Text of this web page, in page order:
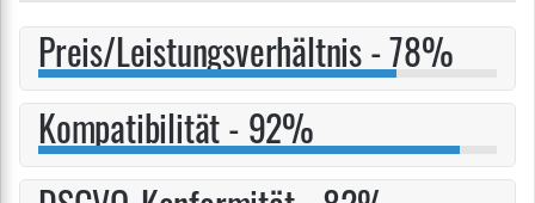
Preis/Leistungsverhältnis - 78%
Kompatibilität - 92%